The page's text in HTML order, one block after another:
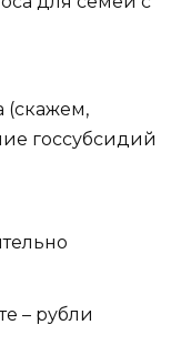
(скажем,
госсубсидий
– рубли